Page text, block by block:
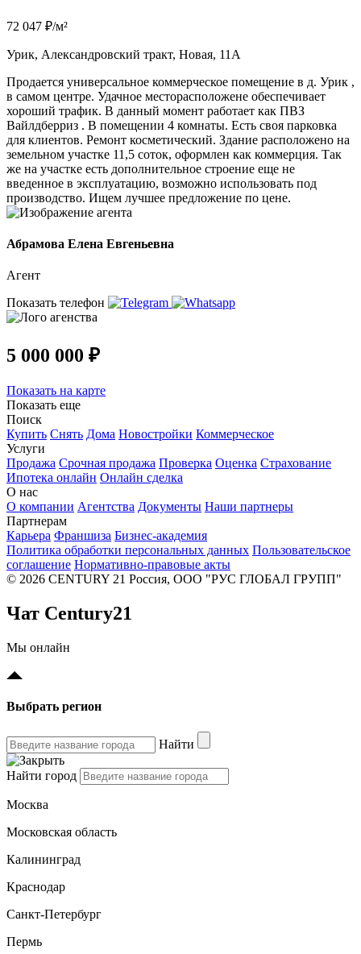
72 047 ₽/м²
Урик, Александровский тракт, Новая, 11А
Продается универсальное коммерческое помещение в д. Урик ,
в самом центре. Удачное месторасположене обеспечивает
хороший трафик. В данный момент работает как ПВЗ
Вайлдберриз . В помещении 4 комнаты. Есть своя парковка
для клиентов. Ремонт косметический. Здание расположено на
земельном участке 11,5 соток, оформлен как коммерция. Так
же на участке есть дополнительное строение еще не
введенное в эксплуатацию, возможно использовать под
производство. Ищем лучшее предложение по цене.
Абрамова Елена Евгеньевна
Агент
Показать телефон
5 000 000 ₽
Показать на карте
Показать еще
Поиск
Купить Снять Дома Новостройки Коммерческое
Услуги
Продажа Срочная продажа Проверка Оценка Страхование
Ипотека онлайн Онлайн сделка
О нас
О компании Агентства Документы Наши партнеры
Партнерам
Карьера Франшиза Бизнес-академия
Политика обработки персональных данных Пользовательское
соглашение Нормативно-правовые акты
© 2026 CENTURY 21 Россия, ООО "РУС ГЛОБАЛ ГРУПП"
Чат Century21
Мы онлайн
Выбрать регион
Найти
Найти город
Москва
Московская область
Калининград
Краснодар
Санкт-Петербург
Пермь